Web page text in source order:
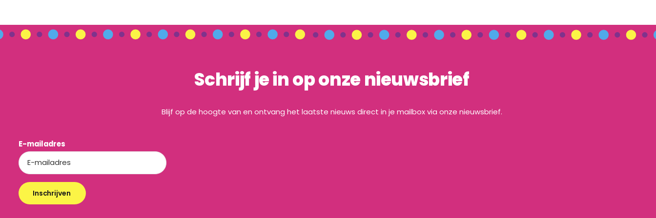
Schrijf je in op onze nieuwsbrief
Blijf op de hoogte van en ontvang het laatste nieuws direct in je mailbox via onze nieuwsbrief.
E-mailadres
Inschrijven